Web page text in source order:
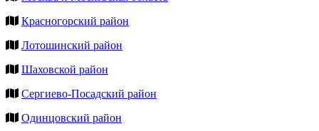
Красногорский район
Лотошинский район
Шаховской район
Сергиево-Посадский район
Одинцовский район